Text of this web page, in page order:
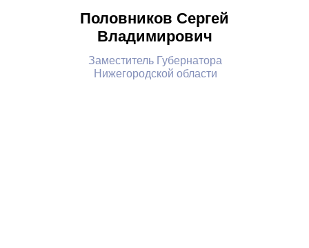
Половников Сергей
Владимирович
Заместитель Губернатора
Нижегородской области